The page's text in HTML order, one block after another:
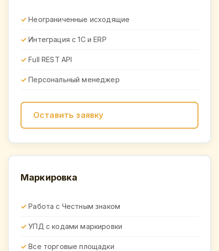
Неограниченные исходящие
Интеграция с 1С и ERP
Full REST API
Персональный менеджер
Оставить заявку
Маркировка
Работа с Честным знаком
УПД с кодами маркировки
Все торговые площадки